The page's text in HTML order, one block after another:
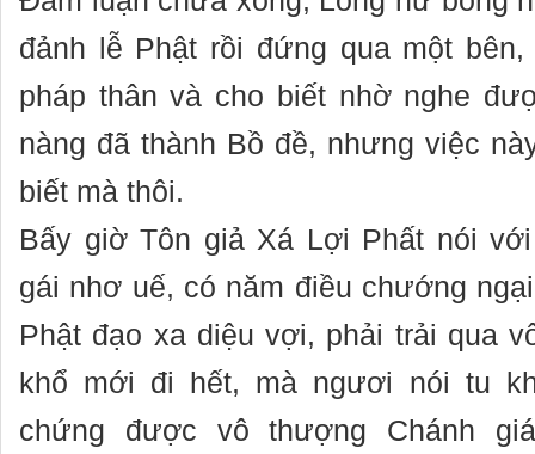
đảnh lễ Phật rồi đứng qua một
pháp thân và cho biết nhờ nghe
nàng đã thành Bồ đề, nhưng việc
biết mà thôi.
Bấy giờ Tôn giả Xá Lợi Phất nói
gái nhơ uế, có năm điều chướng
Phật đạo xa diệu vợi, phải trải qua
khổ mới đi hết, mà ngươi nói tu
chứng được vô thượng Chánh